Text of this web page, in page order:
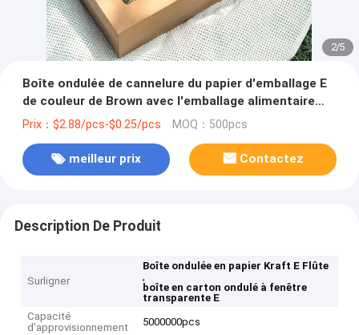
2/5
Boîte ondulée de cannelure du papier d'emballage E
de couleur de Brown avec l'emballage alimentaire
transparent de fenêtre
Prix：$2.88/pcs-$0.25/pcs MOQ：500pcs
meilleur prix Contactez
Description De Produit
Surligner
Boîte ondulée en papier Kraft E Flûte
,
boîte en carton ondulé à fenêtre
transparente E
Capacité
d'approvisionnement
5000000pcs